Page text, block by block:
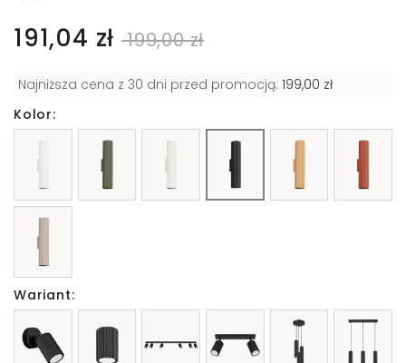
191,04 zł 199,00 zł
Najniższa cena z 30 dni przed promocją: 199,00 zł
Kolor:
Wariant: